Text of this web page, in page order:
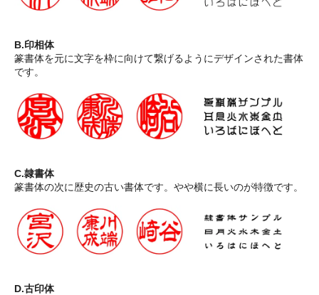
B.印相体
篆書体を元に文字を枠に向けて繋げるようにデザインされた書体
です。
C.隷書体
篆書体の次に歴史の古い書体です。やや横に長いのが特徴です。
D.古印体